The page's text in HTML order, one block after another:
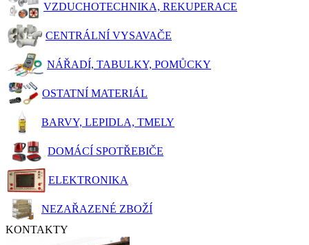
VZDUCHOTECHNIKA, REKUPERACE
CENTRÁLNÍ VYSAVAČE
NÁŘADÍ, TABULKY, POMŮCKY
OSTATNÍ MATERIÁL
BARVY, LEPIDLA, TMELY
DOMÁCÍ SPOTŘEBIČE
ELEKTRONIKA
NEZAŘAZENÉ ZBOŽÍ
KONTAKTY